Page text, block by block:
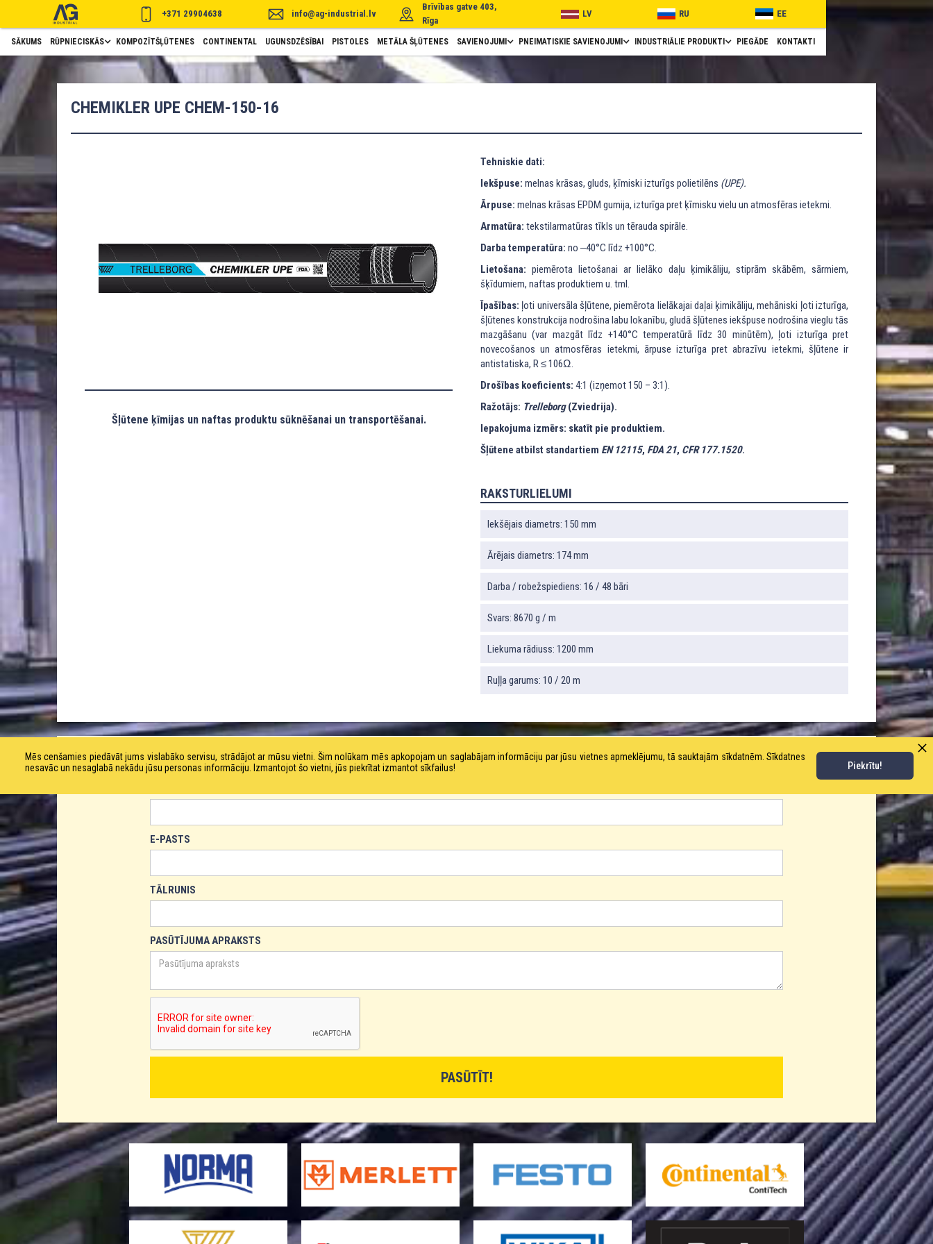
+371 29904638 info@ag-industrial.lv
Brīvības gatve 403,
Rīga
LV RU EE
SĀKUMS RŪPNIECISKĀS KOMPOZĪTŠĻŪTENES CONTINENTAL UGUNSDZĒSĪBAI PISTOLES METĀLA ŠĻŪTENES SAVIENOJUMI PNEIMATISKIE SAVIENOJUMI INDUSTRIĀLIE PRODUKTI PIEGĀDE KONTAKTI
CHEMIKLER UPE CHEM-150-16
Šļūtene ķīmijas un naftas produktu sūknēšanai un transportēšanai.
Tehniskie dati:
Iekšpuse: melnas krāsas, gluds, ķīmiski izturīgs polietilēns (UPE).
Ārpuse: melnas krāsas EPDM gumija, izturīga pret ķīmisku vielu un atmosfēras ietekmi.
Armatūra: tekstilarmatūras tīkls un tērauda spirāle.
Darba temperatūra: no ‒40°C līdz +100°C.
Lietošana: piemērota lietošanai ar lielāko daļu ķimikāliju, stiprām skābēm, sārmiem,
šķīdumiem, naftas produktiem u. tml.
Īpašības: ļoti universāla šļūtene, piemērota lielākajai daļai ķimikāliju, mehāniski ļoti izturīga,
šļūtenes konstrukcija nodrošina labu lokanību, gludā šļūtenes iekšpuse nodrošina vieglu tās
mazgāšanu (var mazgāt līdz +140°C temperatūrā līdz 30 minūtēm), ļoti izturīga pret
novecošanos un atmosfēras ietekmi, ārpuse izturīga pret abrazīvu ietekmi, šļūtene ir
antistatiska, R ≤ 106Ω.
Drošības koeficients: 4:1 (izņemot 150 – 3:1).
Ražotājs: Trelleborg(Zviedrija).
Iepakojuma izmērs: skatīt pie produktiem.
Šļūtene atbilst standartiem EN 12115, FDA 21, CFR 177.1520.
RAKSTURLIELUMI
Iekšējais diametrs: 150 mm
Ārējais diametrs: 174 mm
Darba / robežspiediens: 16 / 48 bāri
Svars: 8670 g / m
Liekuma rādiuss: 1200 mm
Ruļļa garums: 10 / 20 m
PASŪTĪT PRODUKTU!
E-PASTS
TĀLRUNIS
PASŪTĪJUMA APRAKSTS
Mēs cenšamies piedāvāt jums vislabāko servisu, strādājot ar mūsu vietni. Šim nolūkam mēs apkopojam un saglabājam informāciju par jūsu vietnes apmeklējumu, tā sauktajām sīkdatnēm. Sīkdatnes
nesavāc un nesaglabā nekādu jūsu personas informāciju. Izmantojot šo vietni, jūs piekrītat izmantot sīkfailus!
Piekrītu!